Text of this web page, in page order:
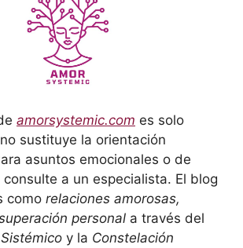
amorsystemic.com es solo
sustituye la orientación
asuntos emocionales o de
a un especialista. El blog
como relaciones amorosas,
personal a través del
y la Constelación